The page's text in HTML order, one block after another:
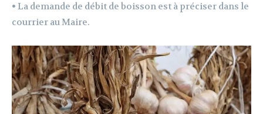
• La demande de débit de boisson est à préciser dans le
courrier au Maire.